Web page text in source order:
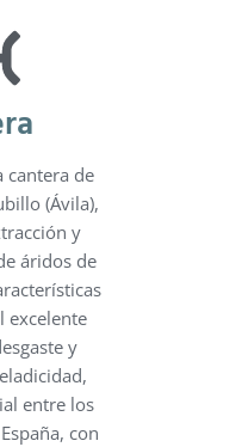
cantera de
(Ávila),
y
áridos de
excelente
y
entre los
con